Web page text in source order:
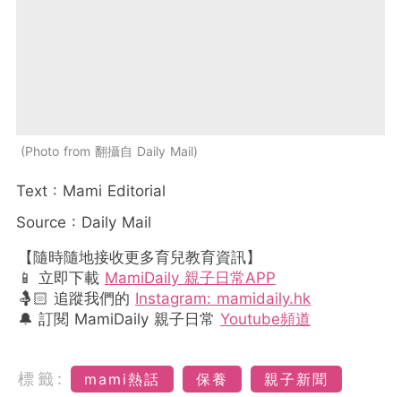
Photo from 翻攝自 Daily Mail
Text : Mami Editorial
Source : Daily Mail
【隨時隨地接收更多育兒教育資訊】
📱 立即下載 MamiDaily 親子日常APP
🤱🏻 追蹤我們的 Instagram: mamidaily.hk
🔔 訂閱 MamiDaily 親子日常 Youtube頻道
標籤: mami熱話 保養
親子新聞